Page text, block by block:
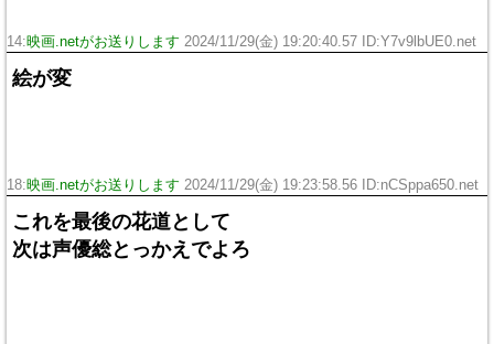
14:映画.netがお送りします 2024/11/29(金) 19:20:40.57 ID:Y7v9lbUE0.net
絵が変
18:映画.netがお送りします 2024/11/29(金) 19:23:58.56 ID:nCSppa650.net
これを最後の花道として
次は声優総とっかえでよろ